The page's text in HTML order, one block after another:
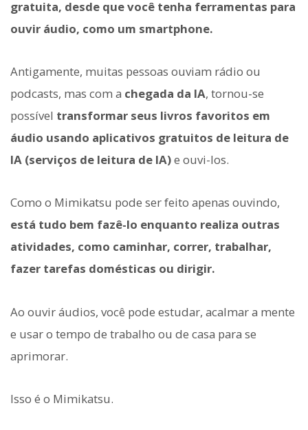
gratuita, desde que você tenha ferramentas para
ouvir áudio, como um smartphone.
Antigamente, muitas pessoas ouviam rádio ou
podcasts, mas com a chegada da IA, tornou-se
possível transformar seus livros favoritos em
áudio usando aplicativos gratuitos de leitura de
IA (serviços de leitura de IA)e ouvi-los.
Como o Mimikatsu pode ser feito apenas ouvindo,
está tudo bem fazê-lo enquanto realiza outras
atividades, como caminhar, correr, trabalhar,
fazer tarefas domésticas ou dirigir.
Ao ouvir áudios, você pode estudar, acalmar a mente
e usar o tempo de trabalho ou de casa para se
aprimorar.
Isso é o Mimikatsu.